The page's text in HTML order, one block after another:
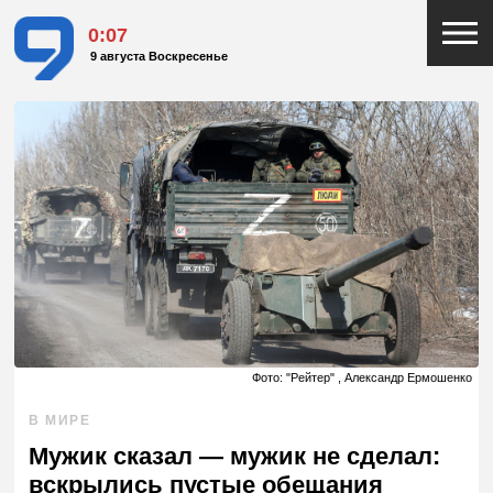
0:07
9 августа Воскресенье
Фото: "Рейтер" , Александр Ермошенко
В МИРЕ
Мужик сказал — мужик не сделал:
вскрылись пустые обещания